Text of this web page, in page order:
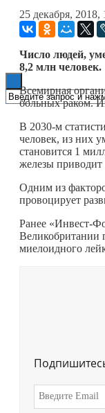
ESG
25 декабря, 2018,
Число людей,
8,2 млн человек.
Всемирная
больных раком.
В 2030‑м
человек, из них
становится 1
железы
Одним из
провоцирует
Ранее «Инвест-
Великобритании
миелоидного